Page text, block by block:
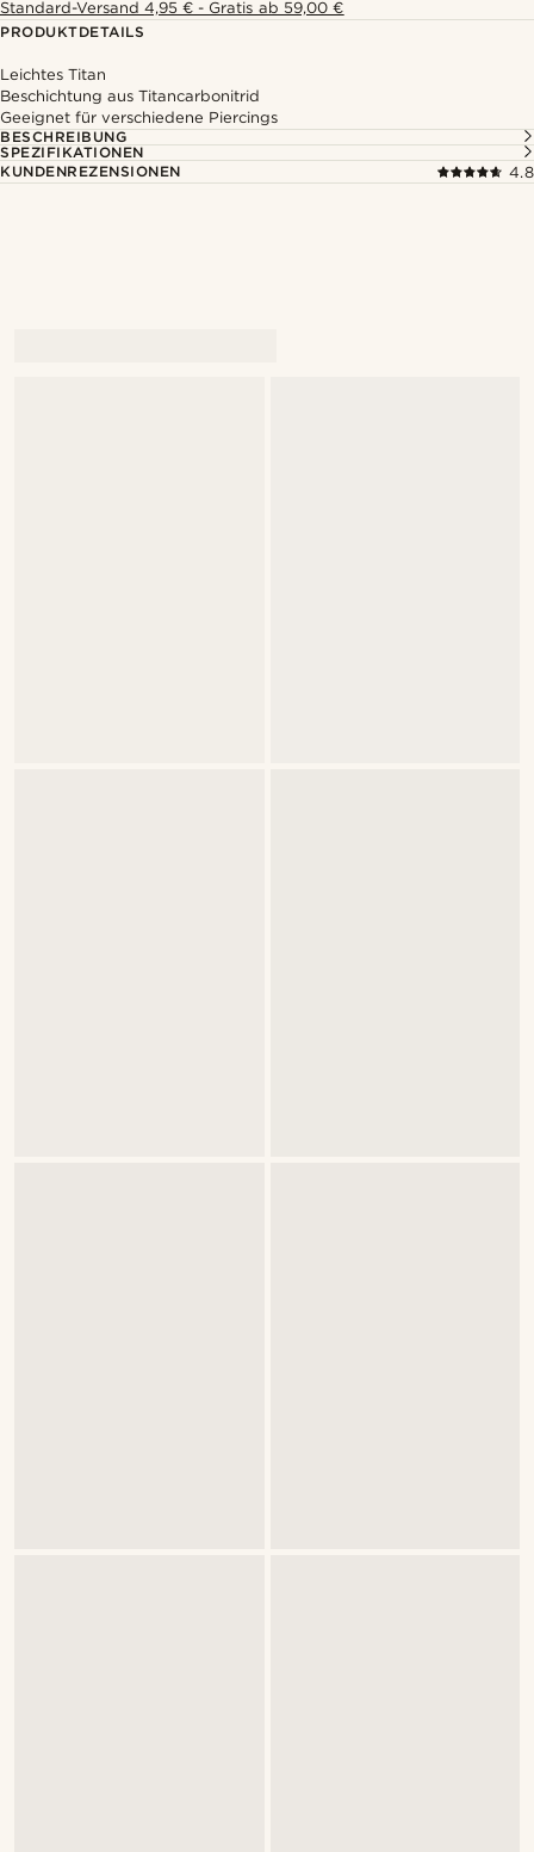
Standard-Versand 4,95 € - Gratis ab 59,00 €
PRODUKTDETAILS
Leichtes Titan
Beschichtung aus Titancarbonitrid
Geeignet für verschiedene Piercings
BESCHREIBUNG
SPEZIFIKATIONEN
KUNDENREZENSIONEN
4.8